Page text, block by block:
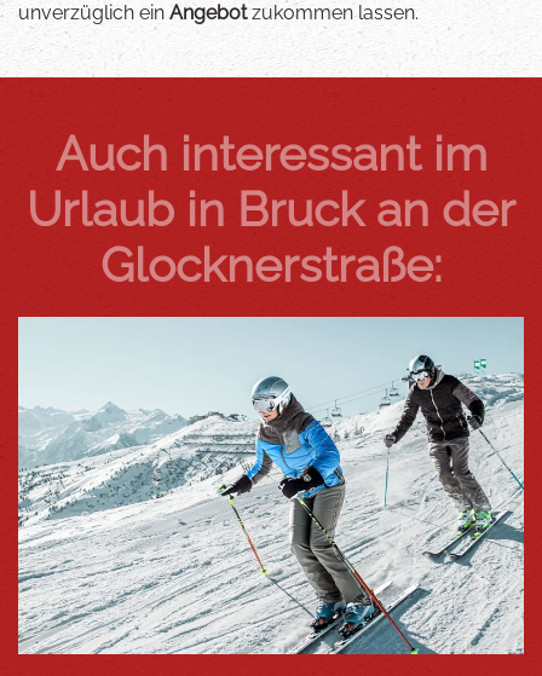
unverzüglich einAngebotzukommen lassen.
Auch interessant im
Urlaub in Bruck an der
Glocknerstraße: